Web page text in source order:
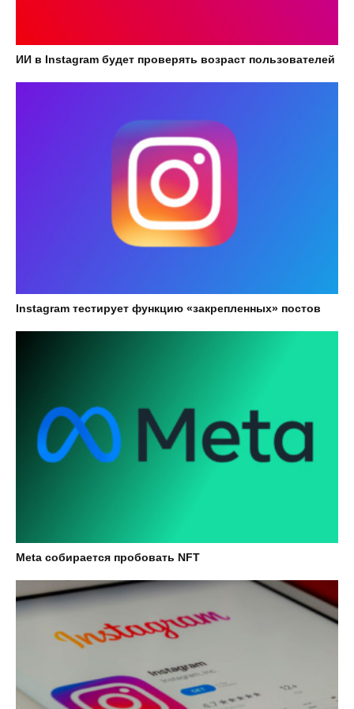
ИИ в Instagram будет проверять возраст пользователей
Instagram тестирует функцию «закрепленных» постов
Meta собирается пробовать NFT